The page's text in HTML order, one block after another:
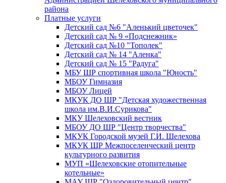
района
Платные услуги
Детский сад №6 "Аленький цветочек"
Детский сад № 9 «Подснежник»
Детский сад №10 "Тополек"
Детский сад № 14 "Аленка"
Детский сад № 15 "Радуга"
МБУ ШР спортивная школа "Юность"
МБОУ Гимназия
МБОУ Лицей
МКУК ДО ШР "Детская художественная
школа им.В.И.Сурикова"
МКУ Шелеховский вестник
МБОУ ДО ШР "Центр творчества"
МКУК Городской музей Г.И. Шелехова
МКУК ШР Межпоселенческий центр
культурного развития
МУП «Шелеховские отопительные
котельные»